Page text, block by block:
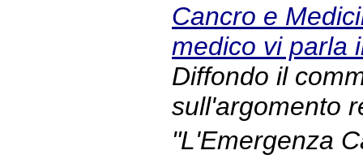
Cancro e
medico vi parla
Diffondo il
sull'argomento
"L'Emergenza